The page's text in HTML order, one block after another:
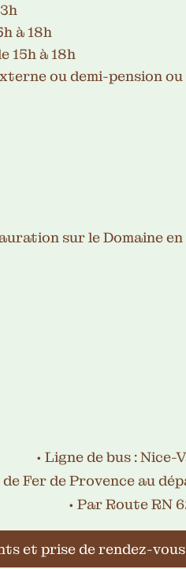
à 18h
15h à 18h
ou demi-pension
sur le Domaine
• Ligne de bus :
de Fer de Provence au
• Par Route RN
et prise de rendez-vous